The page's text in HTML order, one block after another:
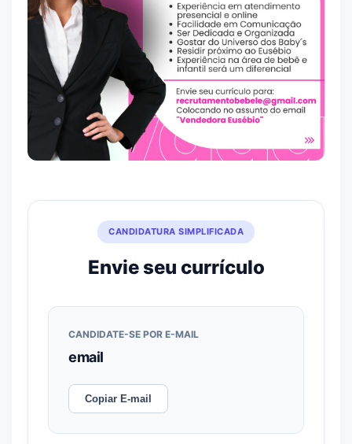
CANDIDATURA SIMPLIFICADA
Envie seu currículo
CANDIDATE-SE POR E-MAIL
email
Copiar E-mail